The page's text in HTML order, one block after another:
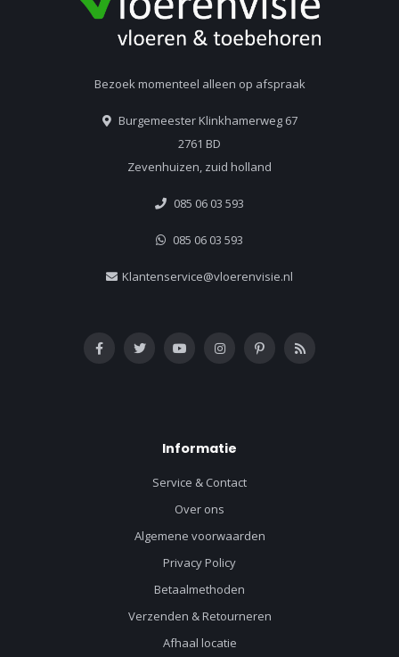
Bezoek momenteel alleen op afspraak
Burgemeester Klinkhamerweg 67
2761 BD
Zevenhuizen, zuid holland
085 06 03 593
085 06 03 593
Klantenservice@vloerenvisie.nl
Informatie
Service & Contact
Over ons
Algemene voorwaarden
Privacy Policy
Betaalmethoden
Verzenden & Retourneren
Afhaal locatie